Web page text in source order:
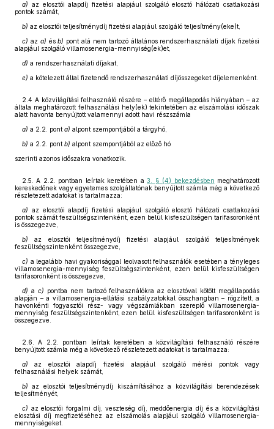
a) az elosztói alapdíj fizetési alapjául szolgáló elosztó hálózati csatlakozási
pontok számát,
b) az elosztói teljesítménydíj fizetési alapjául szolgáló teljesítmény(eke)t,
c) az a) ésb) pont alá nem tartozó általános rendszerhasználati díjak fizetési
alapjául szolgáló villamosenergia-mennyiség(ek)et,
d) a rendszerhasználati díjakat,
e) a kötelezett által fizetendő rendszerhasználati díjösszegeket díjelemenként.
2.4 A közvilágítási felhasználó részére – eltérő megállapodás hiányában – az
általa meghatározott felhasználási hely(ek) tekintetében az elszámolási időszak
alatt havonta benyújtott valamennyi adott havi részszámla
a) a 2.2. pont a) alpont szempontjából a tárgyhó,
b) a 2.2. pont b) alpont szempontjából az előző hó
szerinti azonos időszakra vonatkozik.
2.5. A 2.2. pontban leírtak keretében a3. § (4) bekezdésben meghatározott
kereskedőnek vagy egyetemes szolgáltatónak benyújtott számla még a következő
részletezett adatokat is tartalmazza:
a) az elosztói alapdíj fizetési alapjául szolgáló elosztó hálózati csatlakozási
pontok számát feszültségszintenként, ezen belül kisfeszültségen tarifasoronként
is összegezve,
b) az elosztói teljesítménydíj fizetési alapjául szolgáló teljesítmények
feszültségszintenként összegezve,
c) a legalább havi gyakorisággal leolvasott felhasználók esetében a tényleges
villamosenergia-mennyiség feszültségszintenként, ezen belül kisfeszültségen
tarifasoronként is összegezve,
d) a c) pontba nem tartozó felhasználókra az elosztóval kötött megállapodás
alapján – a villamosenergia-ellátási szabályzatokkal összhangban – rögzített, a
havonkénti fogyasztói rész- vagy végszámlákban szereplő villamosenergia-
mennyiség feszültségszintenként, ezen belül kisfeszültségen tarifasoronként is
összegezve.
2.6. A 2.2. pontban leírtak keretében a közvilágítási felhasználó részére
benyújtott számla még a következő részletezett adatokat is tartalmazza:
a) az elosztói alapdíj fizetési alapjául szolgáló mérési pontok vagy
felhasználási helyek számát,
b) az elosztói teljesítménydíj kiszámításához a közvilágítási berendezések
teljesítményét,
c) az elosztói forgalmi díj, veszteség díj, meddőenergia díj és a közvilágítási
elosztási díj megfizetéséhez az elszámolás alapjául szolgáló villamosenergia-
mennyiségeket.